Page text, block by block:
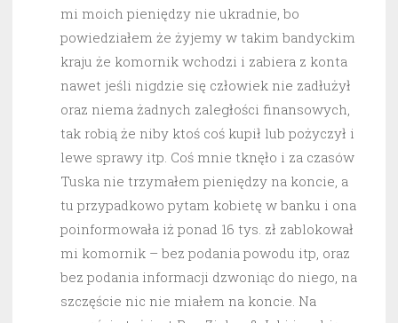
mi moich pieniędzy nie ukradnie, bo
powiedziałem że żyjemy w takim bandyckim
kraju że komornik wchodzi i zabiera z konta
nawet jeśli nigdzie się człowiek nie zadłużył
oraz niema żadnych zaległości finansowych,
tak robią że niby ktoś coś kupił lub pożyczył i
lewe sprawy itp. Coś mnie tknęło i za czasów
Tuska nie trzymałem pieniędzy na koncie, a
tu przypadkowo pytam kobietę w banku i ona
poinformowała iż ponad 16 tys. zł zablokował
mi komornik – bez podania powodu itp, oraz
bez podania informacji dzwoniąc do niego, na
szczęście nic nie miałem na koncie. Na